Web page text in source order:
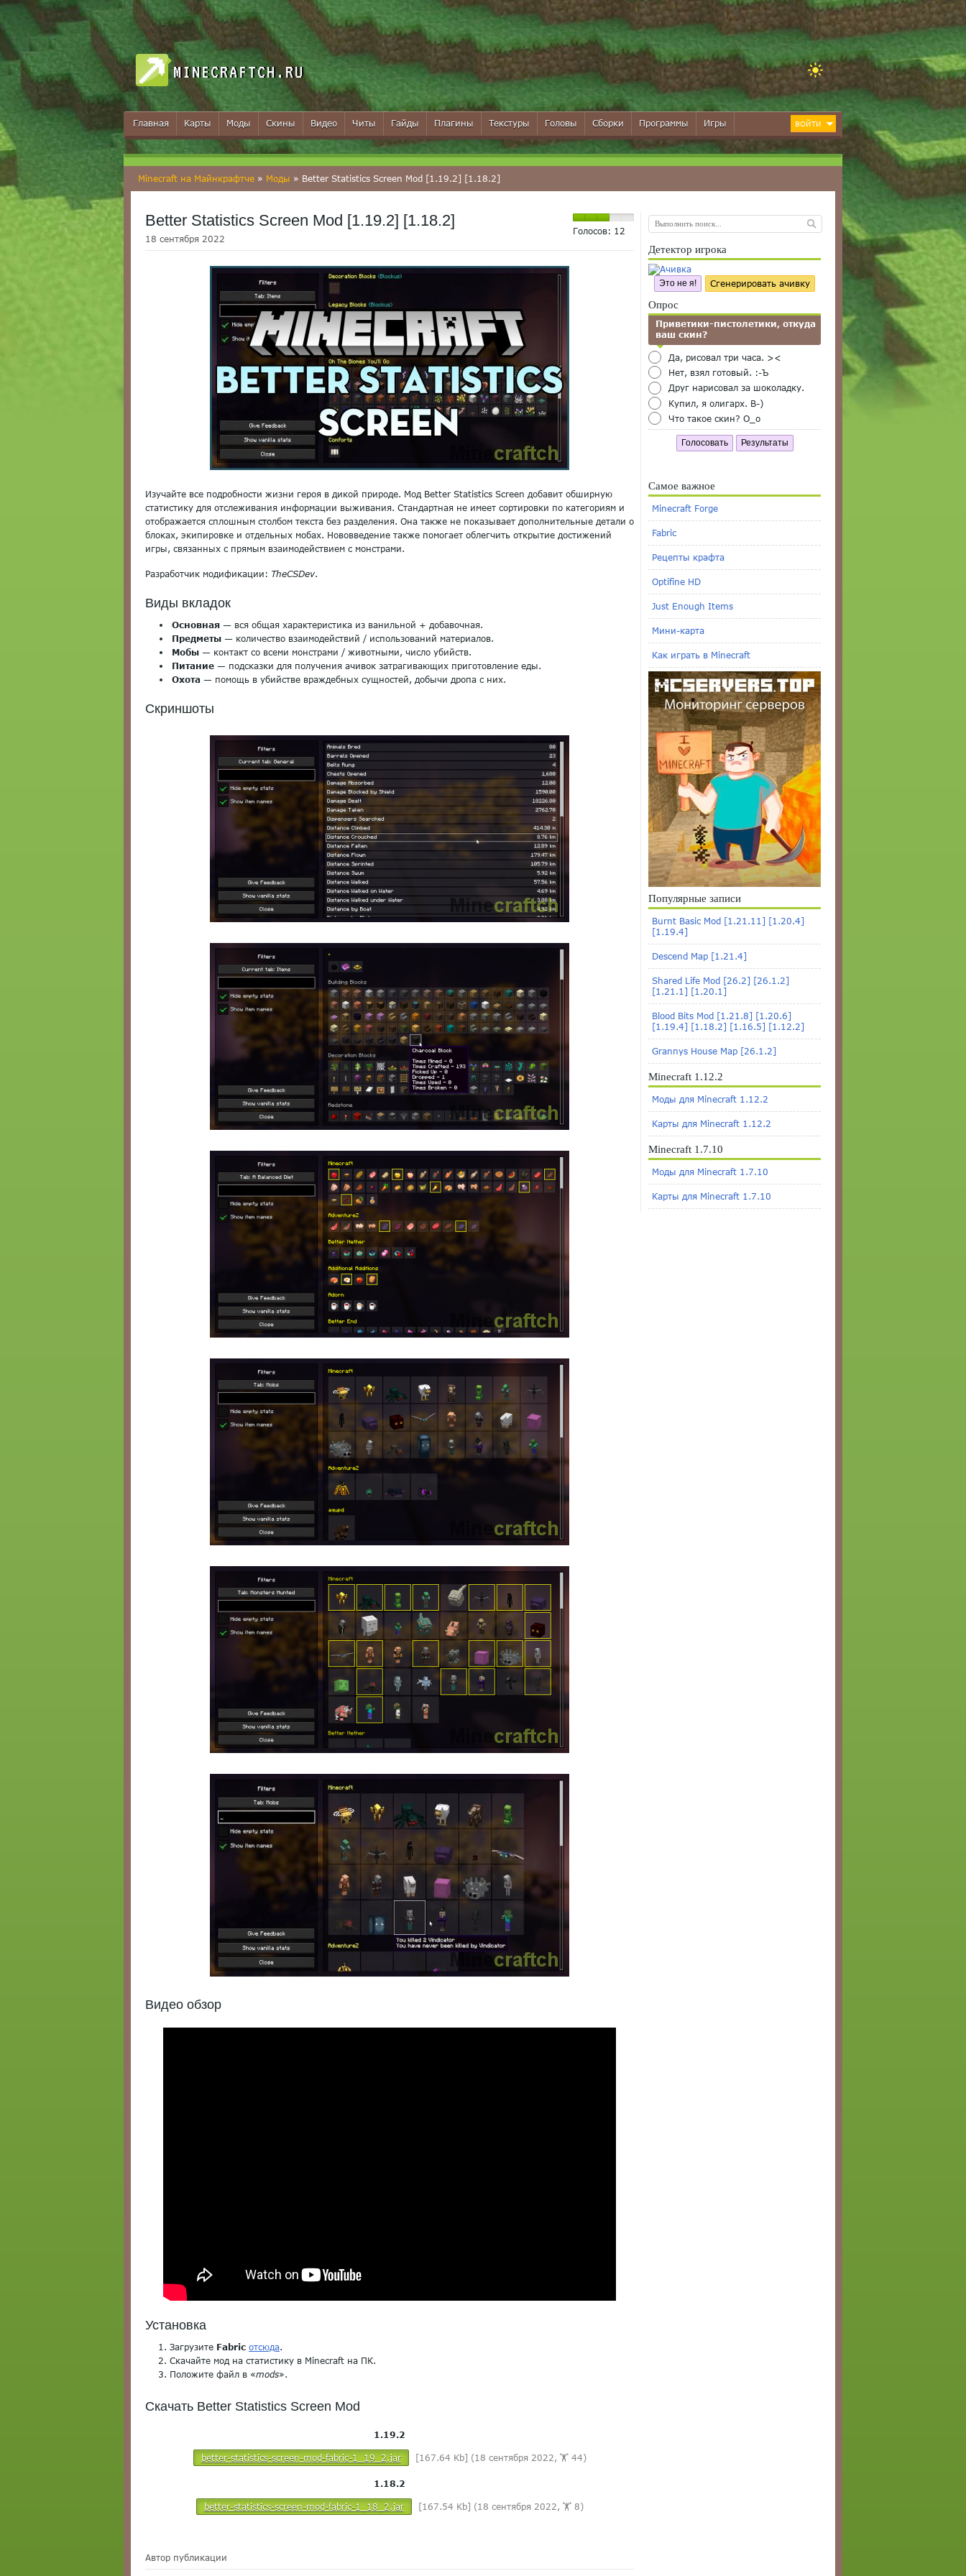
MINECRAFTCH.RU
Главная Карты Моды Скины Видео Читы Гайды Плагины Текстуры Головы Сборки Программы Игры ВОЙТИ
Minecraft на Майнкрафтче » Моды » Better Statistics Screen Mod [1.19.2] [1.18.2]
Голосов: 12
Better Statistics Screen Mod [1.19.2] [1.18.2]
18 сентября 2022
Изучайте все подробности жизни героя в дикой природе. Мод Better Statistics Screen добавит обширную
статистику для отслеживания информации выживания. Стандартная не имеет сортировки по категориям и
отображается сплошным столбом текста без разделения. Она также не показывает дополнительные детали о
блоках, экипировке и отдельных мобах. Нововведение также помогает облегчить открытие достижений
игры, связанных с прямым взаимодействием с монстрами.
Разработчик модификации: TheCSDev.
Виды вкладок
Основная — вся общая характеристика из ванильной + добавочная.
Предметы — количество взаимодействий / использований материалов.
Мобы — контакт со всеми монстрами / животными, число убийств.
Питание — подсказки для получения ачивок затрагивающих приготовление еды.
Охота — помощь в убийстве враждебных сущностей, добычи дропа с них.
Скриншоты
Видео обзор
Установка
Загрузите Fabric отсюда.
Скачайте мод на статистику в Minecraft на ПК.
Положите файл в «mods».
Скачать Better Statistics Screen Mod
1.19.2
better-statistics-screen-mod-fabric-1_19_2.jar [167.64 Kb] (18 сентября 2022, 🏋️ 44)
1.18.2
better-statistics-screen-mod-fabric-1_18_2.jar [167.54 Kb] (18 сентября 2022, 🏋️ 8)
Автор публикации
Детектор игрока
Это не я! Сгенерировать ачивку
Опрос
Приветики-пистолетики, откуда
ваш скин?
Да, рисовал три часа. ><
Нет, взял готовый. :-Ъ
Друг нарисовал за шоколадку.
Купил, я олигарх. B-)
Что такое скин? O_o
Голосовать Результаты
Самое важное
Minecraft Forge
Fabric
Рецепты крафта
Optifine HD
Just Enough Items
Мини-карта
Как играть в Minecraft
Популярные записи
Burnt Basic Mod [1.21.11] [1.20.4]
[1.19.4]
Descend Map [1.21.4]
Shared Life Mod [26.2] [26.1.2]
[1.21.1] [1.20.1]
Blood Bits Mod [1.21.8] [1.20.6]
[1.19.4] [1.18.2] [1.16.5] [1.12.2]
Grannys House Map [26.1.2]
Minecraft 1.12.2
Моды для Minecraft 1.12.2
Карты для Minecraft 1.12.2
Minecraft 1.7.10
Моды для Minecraft 1.7.10
Карты для Minecraft 1.7.10